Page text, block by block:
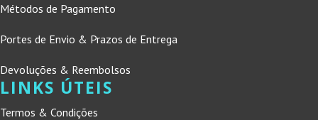
Métodos de Pagamento
Portes de Envio & Prazos de Entrega
Devoluções & Reembolsos
LINKS ÚTEIS
Termos & Condições